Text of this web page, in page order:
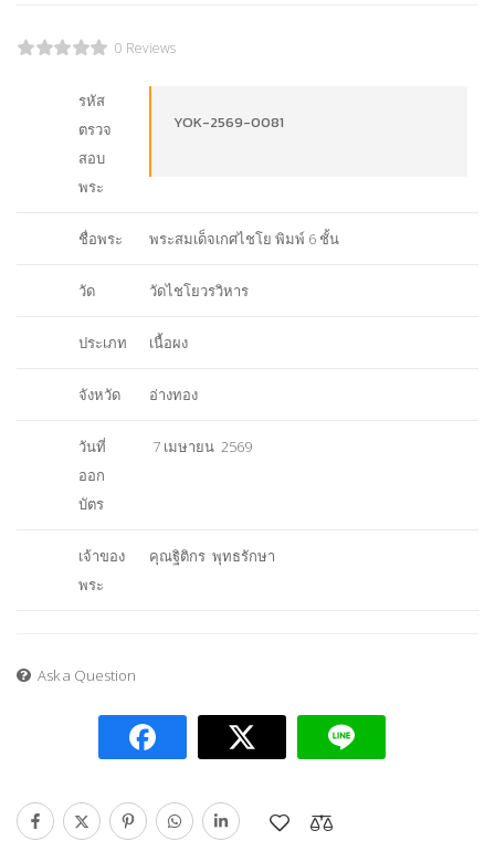
0 Reviews
รหัส
ตรวจ
สอบ
พระ
YOK-2569-0081
ชื่อพระ พระสมเด็จเกศไชโย พิมพ์ 6 ชั้น
วัด วัดไชโยวรวิหาร
ประเภท เนื้อผง
จังหวัด อ่างทอง
วันที่
ออก
บัตร
7 เมษายน 2569
เจ้าของ
พระ
คุณฐิติกร พุทธรักษา
Ask a Question